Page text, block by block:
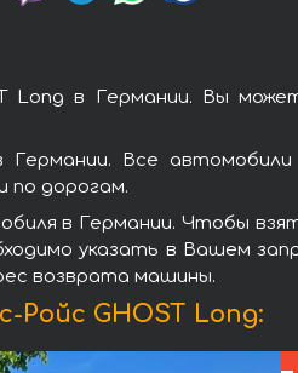
Long в Германии. Вы
Все автомобили
по дорогам.
в Германии. Чтобы
указать в Вашем
возврата машины.
Ройс GHOST Long: